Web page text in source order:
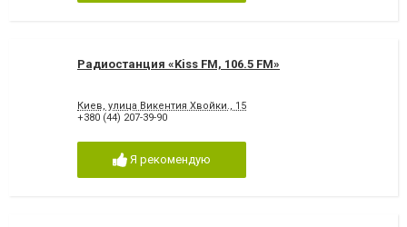
Радиостанция «Kiss FM, 106.5 FM»
Киев, улица Викентия Хвойки., 15
+380 (44) 207-39-90
Я рекомендую